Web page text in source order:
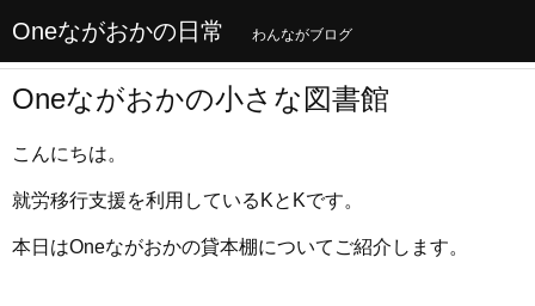
Oneながおかの日常 わんながブログ
Oneながおかの小さな図書館
こんにちは。
就労移行支援を利用しているKとKです。
本日はOneながおかの貸本棚についてご紹介します。